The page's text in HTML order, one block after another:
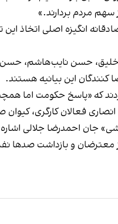
سهم مردم بردارند.»
انگیزه اصلی اتخاذ
حسن نايب هاشم، حسن
این بیانیه هستند.
کردند که «پاسخ حکومت
انصاری فعالان کارگری،
جان احمدرضا جلالی
و بازداشت صدها